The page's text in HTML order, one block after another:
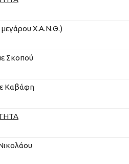
μεγάρου Χ.Α.Ν.Θ.)
Σκοπού
Καβάφη